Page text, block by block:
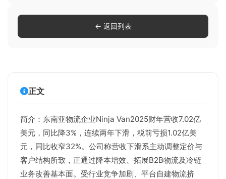
正文
简介：东南亚物流企业Ninja Van2025财年营收7.02亿
美元，同比降3%，连续两年下滑，税前亏损1.02亿美
元，同比收窄32%。公司称营收下滑系主动调整定价与
客户结构所致，正通过降本增效、拓展B2B物流及冷链
业务改善基本面。受行业竞争加剧、平台自建物流挤
← 返回列表